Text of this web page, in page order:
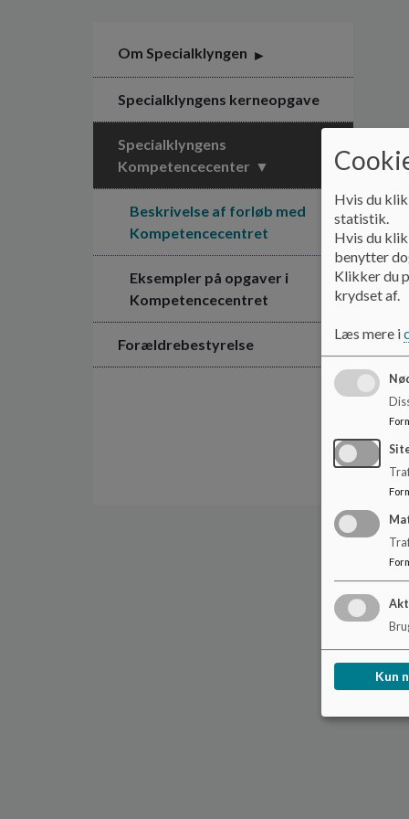
Om Specialklyngen
Specialklyngens kerneopgave
Specialklyngens
Kompetencecenter
Beskrivelse af forløb med
Kompetencecentret
Eksempler på opgaver i
Kompetencecentret
Forældrebestyrelse
Hvis du
statistik.
Hvis du
benytter
Klikker du
krydset af.
Læs mere i
Kun